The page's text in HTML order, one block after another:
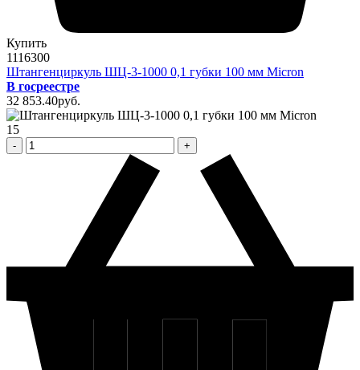
Купить
1116300
Штангенциркуль ШЦ-3-1000 0,1 губки 100 мм Micron
В госреестре
32 853.40pуб.
15